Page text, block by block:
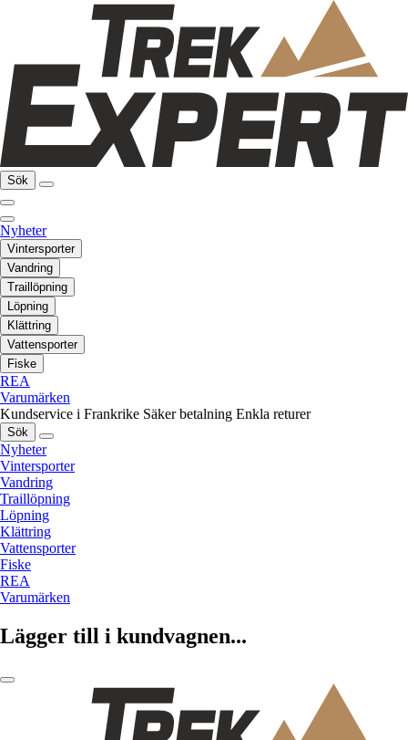
Sök
Nyheter
Vintersporter
Vandring
Traillöpning
Löpning
Klättring
Vattensporter
Fiske
REA
Varumärken
Kundservice i Frankrike Säker betalning Enkla returer
Sök
Nyheter
Vintersporter
Vandring
Traillöpning
Löpning
Klättring
Vattensporter
Fiske
REA
Varumärken
Lägger till i kundvagnen...